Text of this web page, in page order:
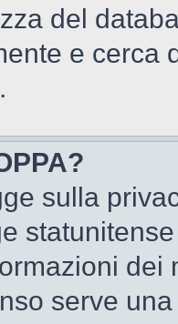
del
e cerca
sulla
dei
serve